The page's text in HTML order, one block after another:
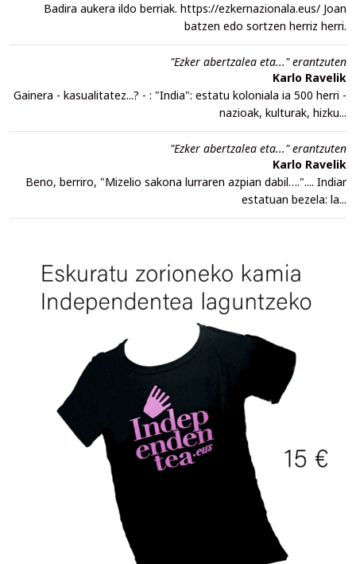
Badira aukera ildo berriak. https://ezkernazionala.eus/ Joan
batzen edo sortzen herriz herri.
"Ezker abertzalea eta..." erantzuten
Karlo Ravelik
Gainera - kasualitatez...? - : "India": estatu koloniala ia 500 herri -
nazioak, kulturak, hizku...
"Ezker abertzalea eta..." erantzuten
Karlo Ravelik
Beno, berriro, "Mizelio sakona lurraren azpian dabil….".... Indiar
estatuan bezela: la...